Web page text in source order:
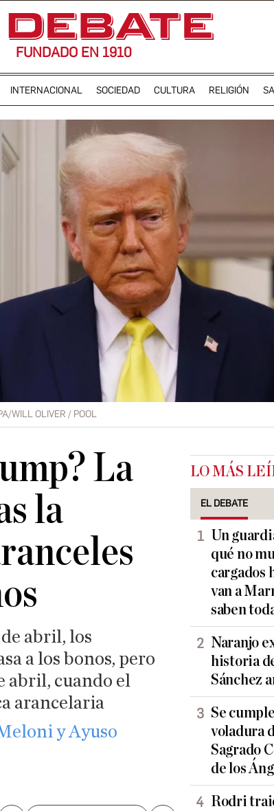
FUNDADO EN 1910
INTERNACIONAL SOCIEDAD CULTURA RELIGIÓN
WILL OLIVER / POOL
La
la
abril, los
a los bonos, pero
abril, cuando el
arancelaria
y Ayuso
LO MÁS
EL DEBATE
Un
qué no
cargados
van a
saben
Naranjo
historia
Sánchez
Se
voladura
Sagrado
de los
Rodri